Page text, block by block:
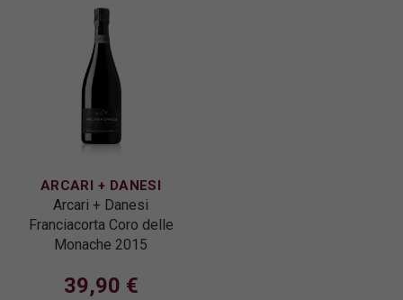
ARCARI + DANESI
Arcari + Danesi
Franciacorta Coro delle
Monache 2015
39,90 €